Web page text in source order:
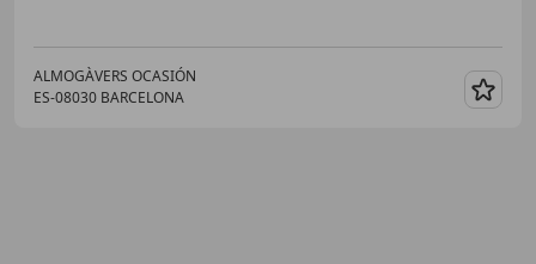
ALMOGÀVERS OCASIÓN
ES-08030 BARCELONA